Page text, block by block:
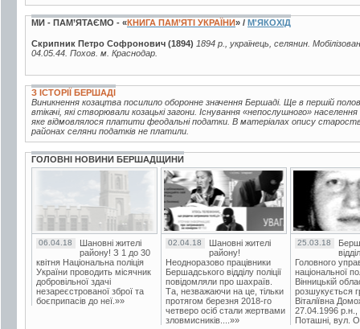
МИ - ПАМ’ЯТАЄМО - «КНИГА ПАМ’ЯТІ УКРАЇНИ» / М'ЯКОХІД
Скрипник Петро Софронович (1894) 1894 р., українець, селянин.
04.05.44. Похов. м. Краснодар.
З ІСТОРІЇ БЕРШАДІ
Виникнення козацтва посилило оборонне значення Бершаді. Ще в першій
втікачі, які створювали козацькі загони. Існування «непослушного»
яке відмовлялося платити феодальні податки. В матеріалах опису
районах селяни податків не платили.
ГОЛОВНІ НОВИНИ БЕРШАДЩИНИ
06.04.18
Шановні жителі
району! З 1 до 30
квітня Національна поліція
України проводить місячник
добровільної здачі
незареєстрованої зброї та
боєприпасів до неї.»»
02.04.18
Шановні жителі
району!
Неодноразово працівники
Бершадського відділу поліції
повідомляли про шахраїв.
Та, незважаючи на це, тільки
протягом березня 2018-го
четверо осіб стали жертвами
зловмисників....»»
25.03.18
Головного
національної
Вінницькій
розшукується
Віталіївна
27.04.1996 р.н.,
Поташні, вул.